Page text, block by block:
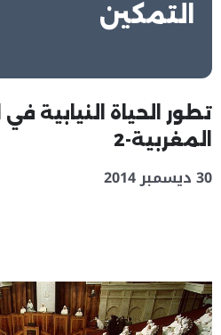
التمكين
تطور الحياة النيابية
المغربية-2
30 ديسمبر 2014